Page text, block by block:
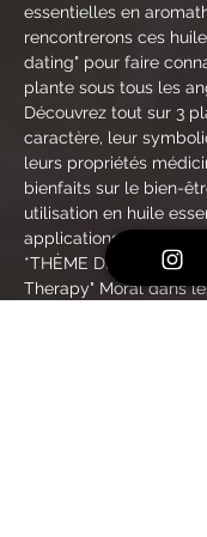
essentielles en
rencontrerons ces
dating" pour faire
plante sous tous les
Découvrez tout sur 3
caractère, leur
leurs propriétés
bienfaits sur le bien-
utilisation en huile
applications.
*THÈME DE
Therapy" Moral dans